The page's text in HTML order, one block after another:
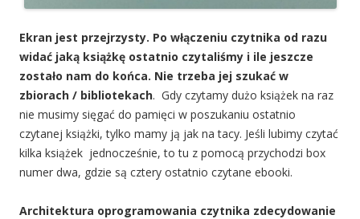
Ekran jest przejrzysty. Po włączeniu czytnika od razu
widać jaką książkę ostatnio czytaliśmy i ile jeszcze
zostało nam do końca. Nie trzeba jej szukać w
zbiorach / bibliotekach. Gdy czytamy dużo książek na raz
nie musimy sięgać do pamięci w poszukaniu ostatnio
czytanej książki, tylko mamy ją jak na tacy. Jeśli lubimy czytać
kilka książek jednocześnie, to tu z pomocą przychodzi box
numer dwa, gdzie są cztery ostatnio czytane ebooki.
Architektura oprogramowania czytnika zdecydowanie